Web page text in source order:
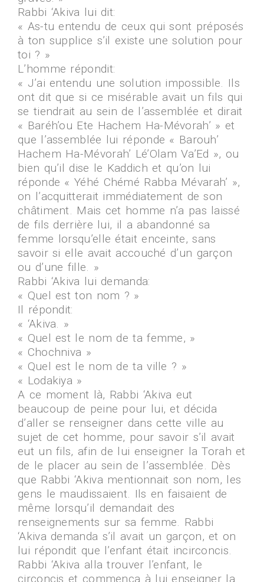
Rabbi ‘Akiva lui dit:
« As-tu entendu de ceux qui sont préposés
à ton supplice s’il existe une solution pour
toi ? »
L’homme répondit:
« J’ai entendu une solution impossible. Ils
ont dit que si ce misérable avait un fils qui
se tiendrait au sein de l’assemblée et dirait
« Baréh’ou Ete Hachem Ha-Mévorah’ » et
que l’assemblée lui réponde « Barouh’
Hachem Ha-Mévorah’ Lé’Olam Va’Ed », ou
bien qu’il dise le Kaddich et qu’on lui
réponde « Yéhé Chémé Rabba Mévarah’ »,
on l’acquitterait immédiatement de son
châtiment. Mais cet homme n’a pas laissé
de fils derrière lui, il a abandonné sa
femme lorsqu’elle était enceinte, sans
savoir si elle avait accouché d’un garçon
ou d’une fille. »
Rabbi ‘Akiva lui demanda:
« Quel est ton nom ? »
Il répondit:
« ‘Akiva. »
« Quel est le nom de ta femme, »
« Chochniva »
« Quel est le nom de ta ville ? »
« Lodakiya »
A ce moment là, Rabbi ‘Akiva eut
beaucoup de peine pour lui, et décida
d’aller se renseigner dans cette ville au
sujet de cet homme, pour savoir s’il avait
eut un fils, afin de lui enseigner la Torah et
de le placer au sein de l’assemblée. Dès
que Rabbi ‘Akiva mentionnait son nom, les
gens le maudissaient. Ils en faisaient de
même lorsqu’il demandait des
renseignements sur sa femme. Rabbi
‘Akiva demanda s’il avait un garçon, et on
lui répondit que l’enfant était incirconcis.
Rabbi ‘Akiva alla trouver l’enfant, le
circoncis et commença à lui enseigner la